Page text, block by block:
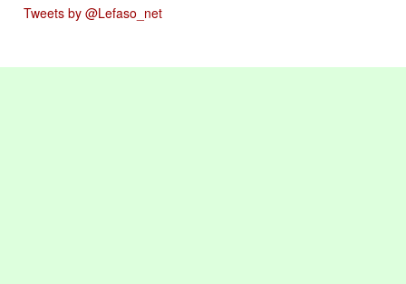
Tweets by @Lefaso_net